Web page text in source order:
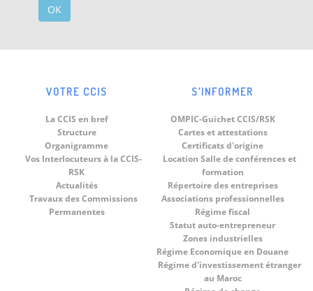
OK
VOTRE CCIS
La CCIS en bref
Structure
Organigramme
Vos Interlocuteurs à la CCIS-
RSK
Actualités
Travaux des Commissions
Permanentes
S’INFORMER
OMPIC-Guichet CCIS/RSK
Cartes et attestations
Certificats d'origine
Location Salle de conférences et
formation
Répertoire des entreprises
Associations professionnelles
Régime fiscal
Statut auto-entrepreneur
Zones industrielles
Régime Economique en Douane
Régime d'investissement étranger
au Maroc